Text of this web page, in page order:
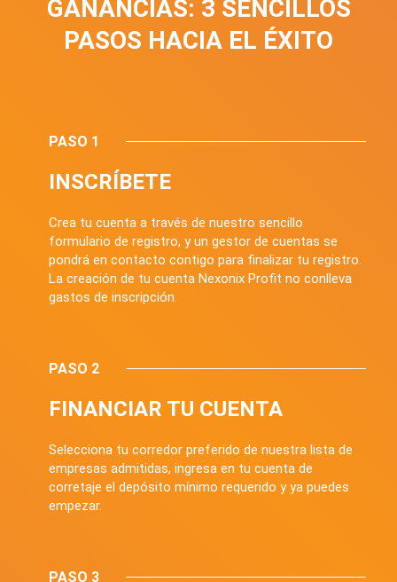
GANANCIAS: 3 SENCILLOS
PASOS HACIA EL ÉXITO
PASO 1
INSCRÍBETE
Crea tu cuenta a través de nuestro sencillo
formulario de registro, y un gestor de cuentas se
pondrá en contacto contigo para finalizar tu registro.
La creación de tu cuenta Nexonix Profit no conlleva
gastos de inscripción.
PASO 2
FINANCIAR TU CUENTA
Selecciona tu corredor preferido de nuestra lista de
empresas admitidas, ingresa en tu cuenta de
corretaje el depósito mínimo requerido y ya puedes
empezar.
PASO 3